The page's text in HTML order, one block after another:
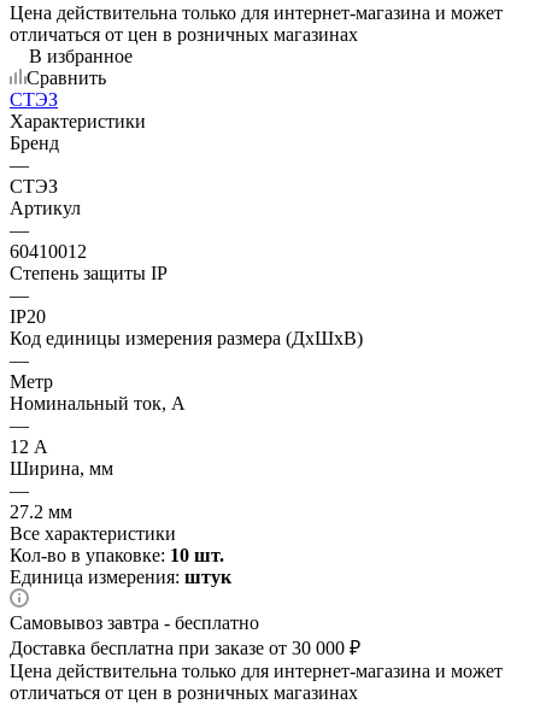
Цена действительна только для интернет-магазина и может
отличаться от цен в розничных магазинах
В избранное
Сравнить
СТЭЗ
Характеристики
Бренд
—
СТЭЗ
Артикул
—
60410012
Степень защиты IP
—
IP20
Код единицы измерения размера (ДхШхВ)
—
Метр
Номинальный ток, А
—
12 А
Ширина, мм
—
27.2 мм
Все характеристики
Кол-во в упаковке: 10 шт.
Единица измерения: штук
Самовывоз завтра - бесплатно
Доставка бесплатна при заказе от 30 000 ₽
Цена действительна только для интернет-магазина и может
отличаться от цен в розничных магазинах